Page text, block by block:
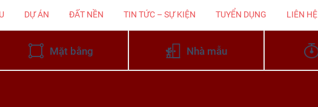
DỰ ÁN ĐẤT NỀN TIN TỨC – SỰ KIỆN TUYỂN DỤNG LIÊN HỆ
Mặt bằng Nhà mẫu